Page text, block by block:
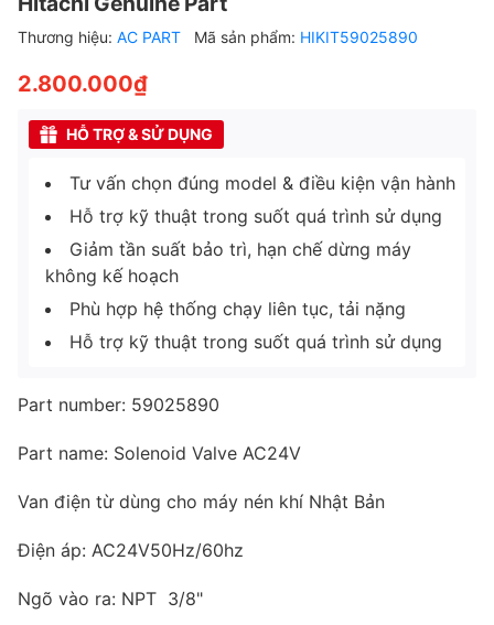
Thương hiệu: AC PART Mã sản phẩm: HIKIT59025890
2.800.000₫
HỖ TRỢ & SỬ DỤNG
Tư vấn chọn đúng model & điều kiện vận hành
Hỗ trợ kỹ thuật trong suốt quá trình sử dụng
Giảm tần suất bảo trì, hạn chế dừng máy
không kế hoạch
Phù hợp hệ thống chạy liên tục, tải nặng
Hỗ trợ kỹ thuật trong suốt quá trình sử dụng
Part number: 59025890
Part name: Solenoid Valve AC24V
Van điện từ dùng cho máy nén khí Nhật Bản
Điện áp: AC24V50Hz/60hz
Ngõ vào ra: NPT 3/8"